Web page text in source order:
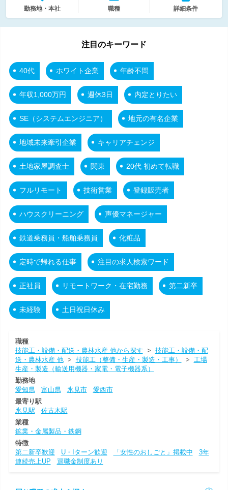
勤務地・本社 職種 詳細条件
注目のキーワード
40代 ホワイト企業 年齢不問
年収1,000万円 週休3日 内定とりたい
SE（システムエンジニア） 地元の有名企業
地域未来牽引企業 キャリアチェンジ
土地家屋調査士 関東 20代 初めて転職
フルリモート 技術営業 登録販売者
ハウスクリーニング 声優マネージャー
鉄道乗務員・船舶乗務員 化粧品
定時で帰れる仕事 注目の求人検索ワード
正社員 リモートワーク・在宅勤務 第二新卒
未経験 土日祝日休み
職種
技能工・設備・配送・農林水産 他から探す > 技能工・設備・配
送・農林水産 他> 技能工（整備・生産・製造・工事） > 工場
生産・製造（輸送用機器・家電・電子機器系）
勤務地
愛知県
富山県 氷見市
愛西市
最寄り駅
氷見駅
佐古木駅
業種
鉱業・金属製品・鉄鋼
特徴
第二新卒歓迎
U・Iターン歓迎 「女性のおしごと」掲載中
3年
連続売上UP
退職金制度あり